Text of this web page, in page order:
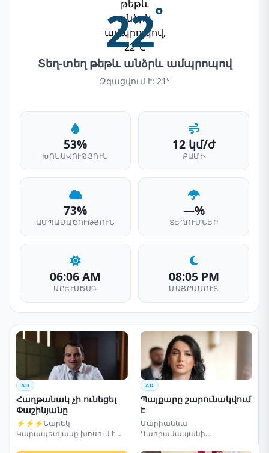
22°
Տեղ-տեղ թեթև անձրև ամպրոպով
Զգացվում է: 21°
53%
ԽՈՆԱՎՈՒԹՅՈՒՆ
12 կմ/ժ
ՔԱՄԻ
73%
ԱՄՊԱՄԱԾՈՒԹՅՈՒՆ
—%
ՏԵՂՈՒՄՆԵՐ
06:06 AM
ԱՐԵՒԱԾԱԳ
08:05 PM
ՄԱՅՐԱՄՈՒՏ
AD
Հաղթանակ չի ունեցել
Փաշինյանը
⚡⚡⚡Նարեկ
Կարապետյանը խոսում է
AD
Պայքարը շարունակվում
է
Մարիաննա
Ղահրամանյանի